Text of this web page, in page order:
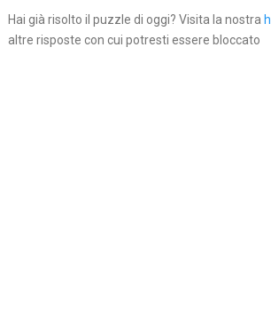
Hai già risolto il puzzle di oggi? Visita la nostra
altre risposte con cui potresti essere bloccato